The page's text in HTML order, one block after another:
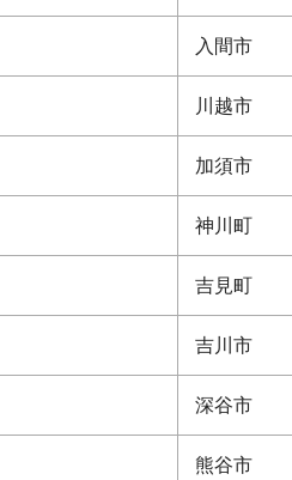
入間市
川越市
加須市
神川町
吉見町
吉川市
深谷市
熊谷市